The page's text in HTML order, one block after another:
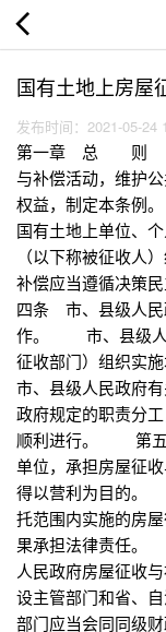
国有土地上房屋
发布时间：2021-05-24
第一章 总 则 第
与补偿活动，维护
权益，制定本条
国有土地上单位、
（以下称被征收
补偿应当遵循决策
四条 市、县级人民
作。 市、县级人
征收部门）组织实
市、县级人民政府
政府规定的职责分
顺利进行。 第五
单位，承担房屋征
得以营利为目的。
托范围内实施的房
果承担法律责任
人民政府房屋征
设主管部门和省、
部门应当会同同级